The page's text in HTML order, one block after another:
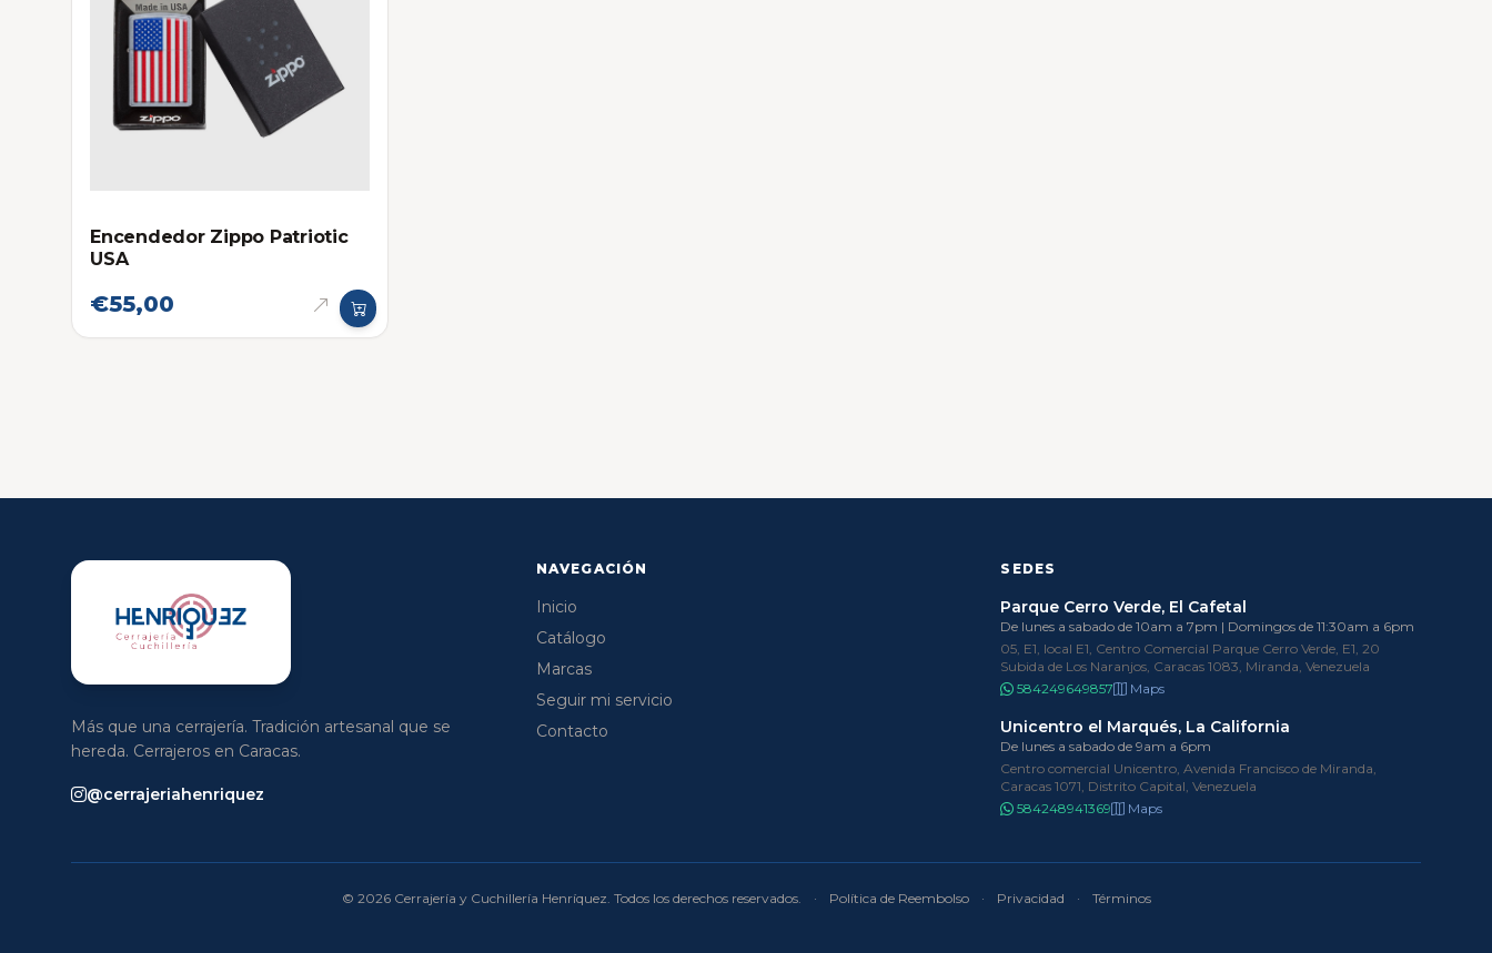
Encendedor Zippo Patriotic
USA
€55,00
Más que una cerrajería. Tradición artesanal que se
hereda. Cerrajeros en Caracas.
@cerrajeriahenriquez
NAVEGACIÓN
Inicio
Catálogo
Marcas
Seguir mi servicio
Contacto
SEDES
Parque Cerro Verde, El Cafetal
De lunes a sabado de 10am a 7pm | Domingos de 11:30am a 6pm
05, E1, local E1, Centro Comercial Parque Cerro Verde, E1, 20
Subida de Los Naranjos, Caracas 1083, Miranda, Venezuela
584249649857
Maps
Unicentro el Marqués, La California
De lunes a sabado de 9am a 6pm
Centro comercial Unicentro, Avenida Francisco de Miranda,
Caracas 1071, Distrito Capital, Venezuela
584248941369
Maps
© 2026 Cerrajería y Cuchillería Henríquez. Todos los derechos reservados. · Política de Reembolso · Privacidad · Términos